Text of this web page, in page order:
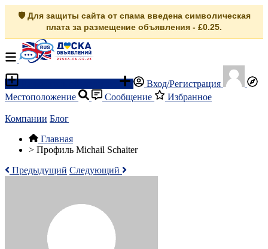
🛡️ Для защиты сайта от спама введена символическая
плата за размещение объявления - £0.25.
Вход/Регистрация
Местоположение
Сообщение Избранное
Компании Блог
Главная
> Профиль Michail Schaiter
Предыдущий Следующий